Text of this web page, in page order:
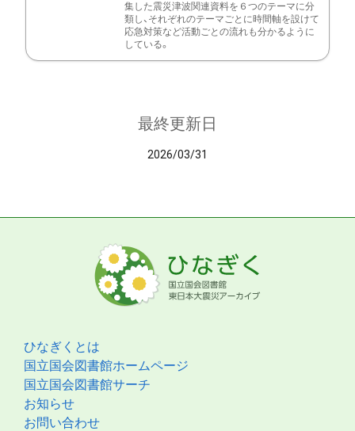
集した震災津波関連資料を６つのテーマに分
類し、それぞれのテーマごとに時間軸を設けて
応急対策など活動ごとの流れも分かるように
している。
最終更新日
2026/03/31
ひなぎくとは
国立国会図書館ホームページ
国立国会図書館サーチ
お知らせ
お問い合わせ